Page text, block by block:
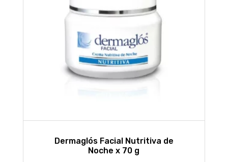
Dermaglós Facial Nutritiva de
Noche x 70 g